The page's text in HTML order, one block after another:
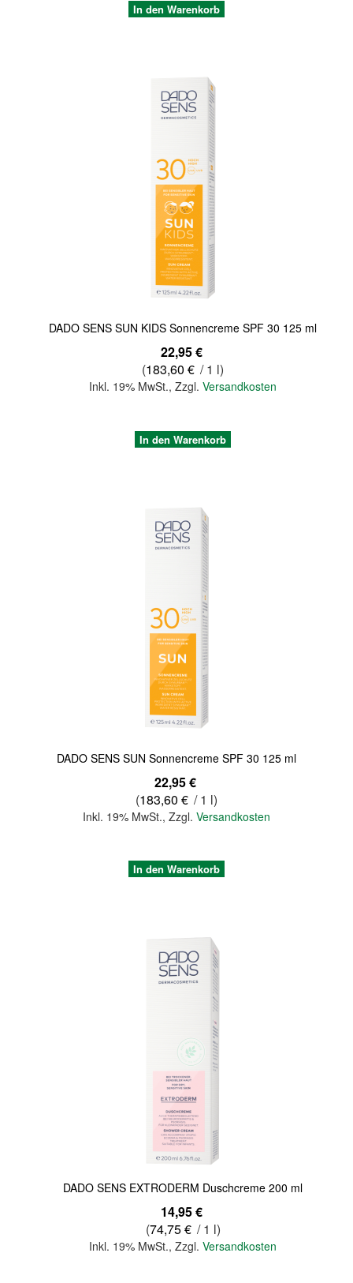
In den Warenkorb
DADO SENS SUN KIDS Sonnencreme SPF 30 125 ml
22,95 €
(183,60 € / 1 l)
Inkl. 19% MwSt.,Zzgl.Versandkosten
In den Warenkorb
DADO SENS SUN Sonnencreme SPF 30 125 ml
22,95 €
(183,60 € / 1 l)
Inkl. 19% MwSt., Zzgl. Versandkosten
In den Warenkorb
DADO SENS EXTRODERM Duschcreme 200 ml
14,95 €
(74,75 € / 1 l)
Inkl. 19% MwSt.,Zzgl.Versandkosten